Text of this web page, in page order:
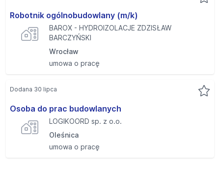
Robotnik ogólnobudowlany (m/k)
BAROX - HYDROIZOLACJE ZDZISŁAW
BARCZYŃSKI
Wrocław
umowa o pracę
Osoba do prac budowlanych
LOGIKOORD sp. z o.o.
Oleśnica
umowa o pracę
Dodana 30 lipca